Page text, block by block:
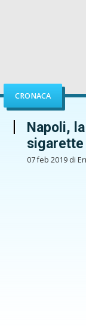
CRONACA
Napoli,
sigarette
07 feb 2019 di